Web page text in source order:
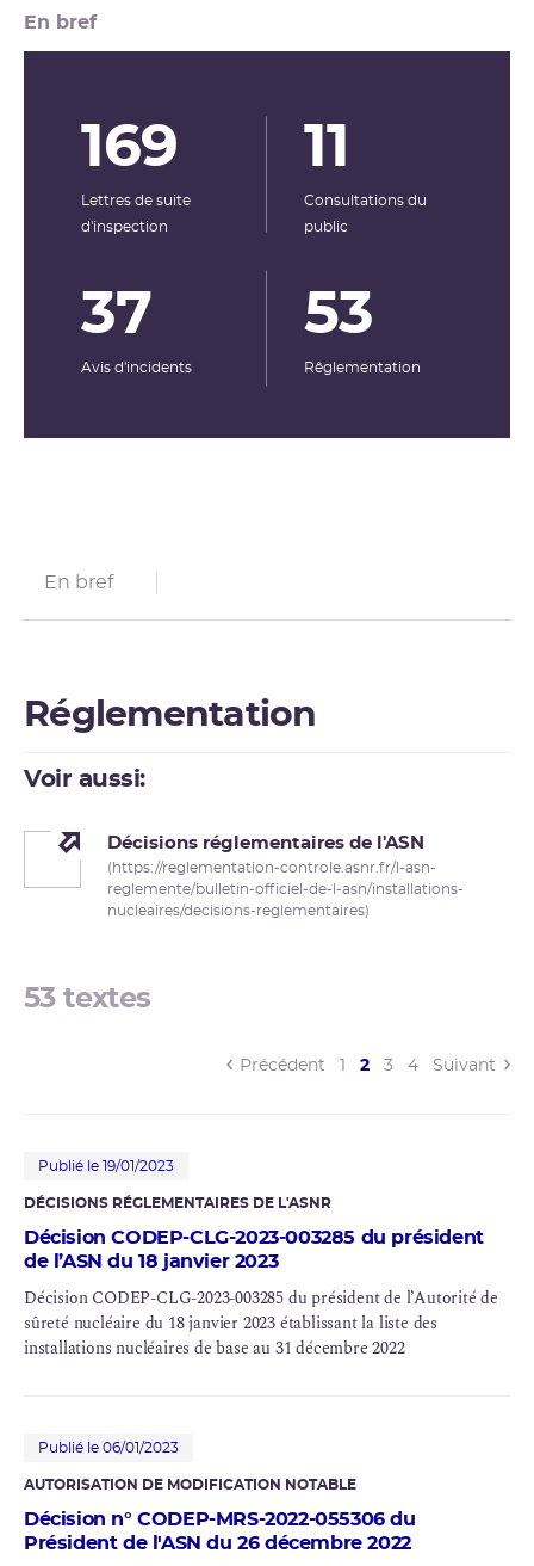
En bref
169
Lettres de suite
d'inspection
11
Consultations du
public
37
Avis d'incidents
53
Rêglementation
En bref
Réglementation
Voir aussi:
Décisions réglementaires de l'ASN
(https://reglementation-controle.asnr.fr/l-asn-
reglemente/bulletin-officiel-de-l-asn/installations-
nucleaires/decisions-reglementaires)
53 textes
Précédent 2(current)
3 4 Suivant
Publié le 19/01/2023
DÉCISIONS RÉGLEMENTAIRES DE L'ASNR
Décision CODEP-CLG-2023-003285 du président
de l’ASN du 18 janvier 2023
Décision CODEP-CLG-2023-003285 du président de l’Autorité de
sûreté nucléaire du 18 janvier 2023 établissant la liste des
installations nucléaires de base au 31 décembre 2022
Publié le 06/01/2023
AUTORISATION DE MODIFICATION NOTABLE
Décision n° CODEP-MRS-2022-055306 du
Président de l'ASN du 26 décembre 2022